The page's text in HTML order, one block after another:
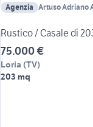
Agenzia Artuso Adriano
Rustico / Casale di
75.000 €
Loria (TV)
203 mq